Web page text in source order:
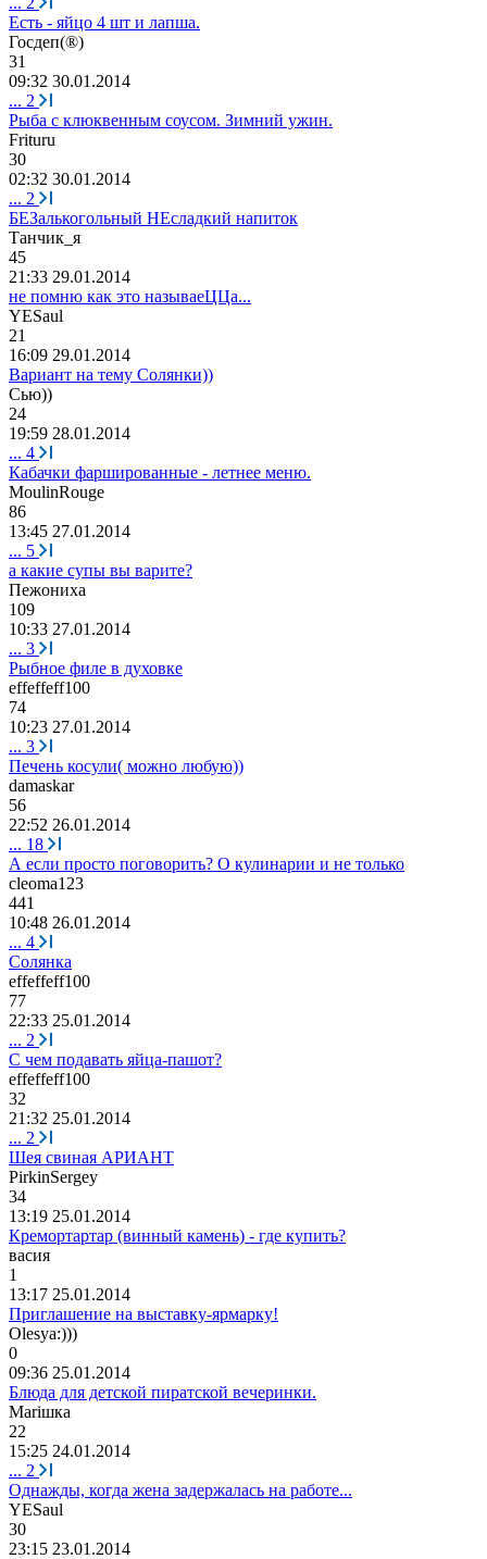
Есть - яйцо 4 шт и лапша.
Госдеп(®)
31
09:32 30.01.2014
... 2
Рыба с клюквенным соусом. Зимний ужин.
Frituru
30
02:32 30.01.2014
... 2
БЕЗалькогольный НЕсладкий напиток
Танчик я
45
21:33 29.01.2014
не помню как это называеЦЦа...
YESaul
21
16:09 29.01.2014
Вариант на тему Солянки))
Сью))
24
19:59 28.01.2014
... 4
Кабачки фаршированные - летнее меню.
MoulinRouge
86
13:45 27.01.2014
... 5
а какие супы вы варите?
Пежониха
109
10:33 27.01.2014
... 3
Рыбное филе в духовке
effeffeff100
74
10:23 27.01.2014
... 3
Печень косули( можно любую))
damaskar
56
22:52 26.01.2014
... 18
А если просто поговорить? О кулинарии и не только
cleoma123
441
10:48 26.01.2014
... 4
Солянка
effeffeff100
77
22:33 25.01.2014
... 2
С чем подавать яйца-пашот?
effeffeff100
32
21:32 25.01.2014
... 2
Шея свиная АРИАНТ
PirkinSergey
34
13:19 25.01.2014
Кремортартар (винный камень) - где купить?
васия
1
13:17 25.01.2014
Приглашение на выставку-ярмарку!
Olesya:)))
0
09:36 25.01.2014
Блюда для детской пиратской вечеринки.
Мariшка
22
15:25 24.01.2014
... 2
Однажды, когда жена задержалась на работе...
YESaul
30
23:15 23.01.2014